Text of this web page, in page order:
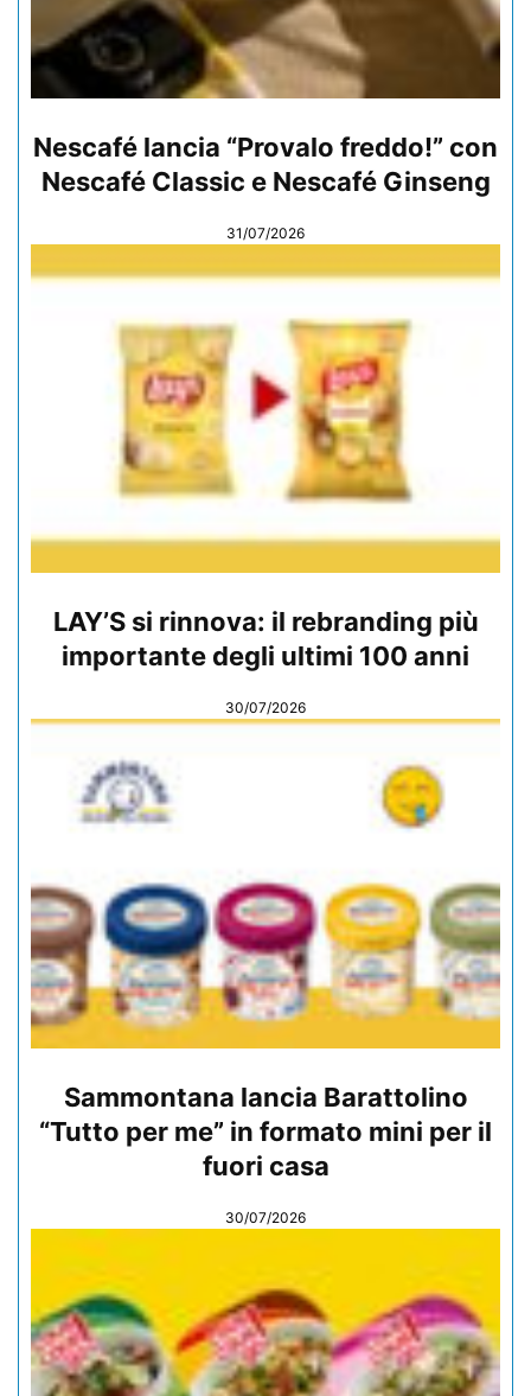
Nescafé lancia “Provalo freddo!” con
Nescafé Classic e Nescafé Ginseng
31/07/2026
LAY’S si rinnova: il rebranding più
importante degli ultimi 100 anni
30/07/2026
Sammontana lancia Barattolino
“Tutto per me” in formato mini per il
fuori casa
30/07/2026